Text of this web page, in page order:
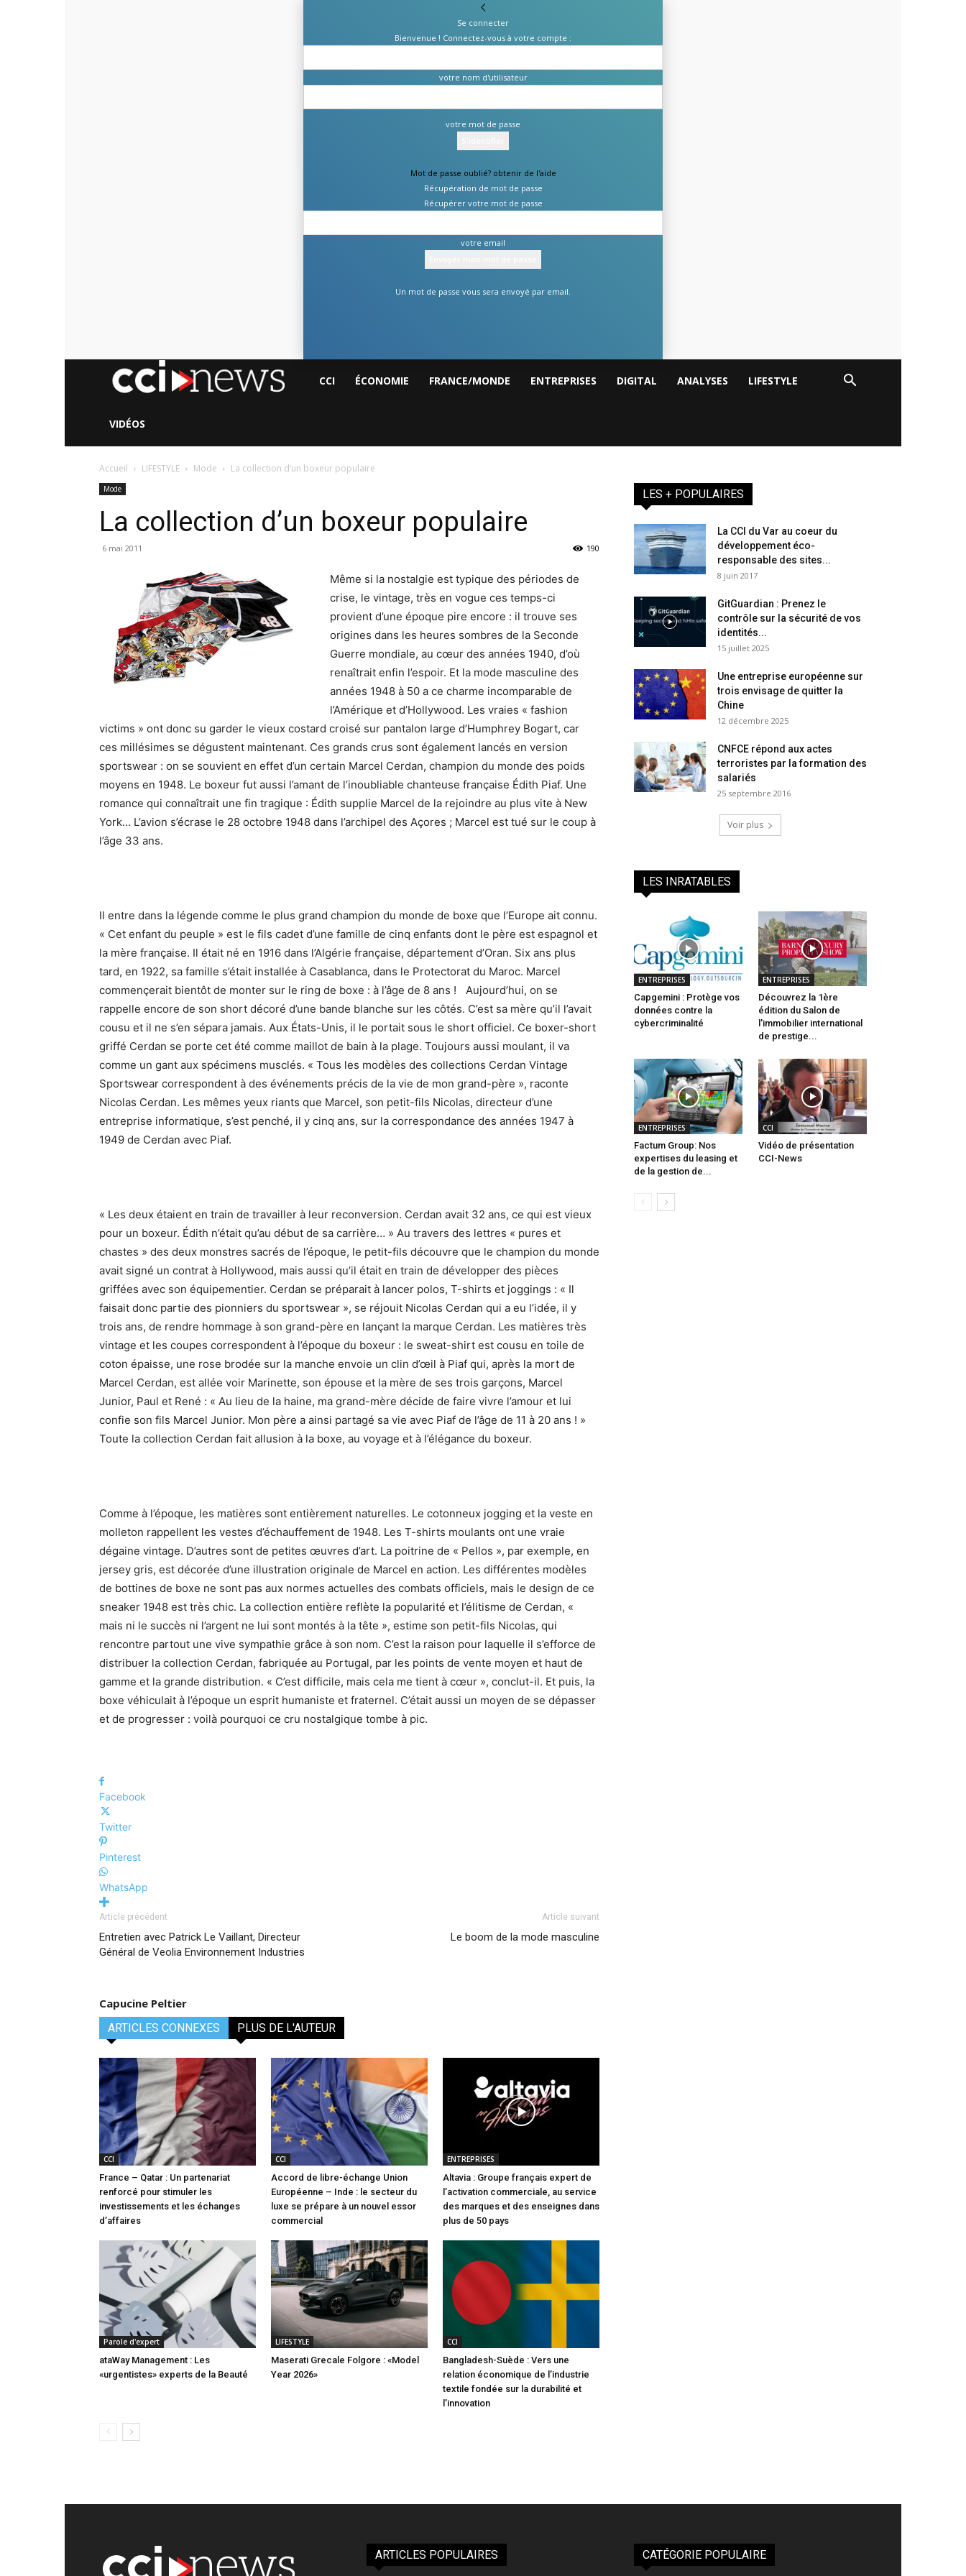
Se connecter
Bienvenue ! Connectez-vous à votre compte :
votre nom d'utilisateur
votre mot de passe
Mot de passe oublié? obtenir de l'aide
Récupération de mot de passe
Récupérer votre mot de passe
votre email
Un mot de passe vous sera envoyé par email.
CCICCI ÉCONOMIE FRANCE/MONDE ENTREPRISES DIGITAL ANALYSES LIFESTYLE
VIDÉOS
Accueil LIFESTYLE Mode La collection d’un boxeur populaire
Mode
La collection d’un boxeur populaire
6 mai 2011 190
Même si la nostalgie est typique des périodes de
crise, le vintage, très en vogue ces temps-ci
provient d’une époque pire encore : il trouve ses
origines dans les heures sombres de la Seconde
Guerre mondiale, au cœur des années 1940, d’où
renaîtrait enfin l’espoir. Et la mode masculine des
années 1948 à 50 a ce charme incomparable de
l’Amérique et d’Hollywood. Les vraies « fashion
victims » ont donc su garder le vieux costard croisé sur pantalon large d’Humphrey Bogart, car
ces millésimes se dégustent maintenant. Ces grands crus sont également lancés en version
sportswear : on se souvient en effet d’un certain Marcel Cerdan, champion du monde des poids
moyens en 1948. Le boxeur fut aussi l’amant de l’inoubliable chanteuse française Édith Piaf. Une
romance qui connaîtrait une fin tragique : Édith supplie Marcel de la rejoindre au plus vite à New
York… L’avion s’écrase le 28 octobre 1948 dans l’archipel des Açores ; Marcel est tué sur le coup à
l’âge 33 ans.
Il entre dans la légende comme le plus grand champion du monde de boxe que l’Europe ait connu.
« Cet enfant du peuple » est le fils cadet d’une famille de cinq enfants dont le père est espagnol et
la mère française. Il était né en 1916 dans l’Algérie française, département d’Oran. Six ans plus
tard, en 1922, sa famille s’était installée à Casablanca, dans le Protectorat du Maroc. Marcel
commençerait bientôt de monter sur le ring de boxe : à l’âge de 8 ans ! Aujourd’hui, on se
rappelle encore de son short décoré d’une bande blanche sur les côtés. C’est sa mère qu’il l’avait
cousu et il ne s’en sépara jamais. Aux États-Unis, il le portait sous le short officiel. Ce boxer-short
griffé Cerdan se porte cet été comme maillot de bain à la plage. Toujours aussi moulant, il va
comme un gant aux spécimens musclés. « Tous les modèles des collections Cerdan Vintage
Sportswear correspondent à des événements précis de la vie de mon grand-père », raconte
Nicolas Cerdan. Les mêmes yeux riants que Marcel, son petit-fils Nicolas, directeur d’une
entreprise informatique, s’est penché, il y cinq ans, sur la correspondance des années 1947 à
1949 de Cerdan avec Piaf.
« Les deux étaient en train de travailler à leur reconversion. Cerdan avait 32 ans, ce qui est vieux
pour un boxeur. Édith n’était qu’au début de sa carrière… » Au travers des lettres « pures et
chastes » des deux monstres sacrés de l’époque, le petit-fils découvre que le champion du monde
avait signé un contrat à Hollywood, mais aussi qu’il était en train de développer des pièces
griffées avec son équipementier. Cerdan se préparait à lancer polos, T-shirts et joggings : « Il
faisait donc partie des pionniers du sportswear », se réjouit Nicolas Cerdan qui a eu l’idée, il y
trois ans, de rendre hommage à son grand-père en lançant la marque Cerdan. Les matières très
vintage et les coupes correspondent à l’époque du boxeur : le sweat-shirt est cousu en toile de
coton épaisse, une rose brodée sur la manche envoie un clin d’œil à Piaf qui, après la mort de
Marcel Cerdan, est allée voir Marinette, son épouse et la mère de ses trois garçons, Marcel
Junior, Paul et René : « Au lieu de la haine, ma grand-mère décide de faire vivre l’amour et lui
confie son fils Marcel Junior. Mon père a ainsi partagé sa vie avec Piaf de l’âge de 11 à 20 ans ! »
Toute la collection Cerdan fait allusion à la boxe, au voyage et à l’élégance du boxeur.
Comme à l’époque, les matières sont entièrement naturelles. Le cotonneux jogging et la veste en
molleton rappellent les vestes d’échauffement de 1948. Les T-shirts moulants ont une vraie
dégaine vintage. D’autres sont de petites œuvres d’art. La poitrine de « Pellos », par exemple, en
jersey gris, est décorée d’une illustration originale de Marcel en action. Les différentes modèles
de bottines de boxe ne sont pas aux normes actuelles des combats officiels, mais le design de ce
sneaker 1948 est très chic. La collection entière reflète la popularité et l’élitisme de Cerdan, «
mais ni le succès ni l’argent ne lui sont montés à la tête », estime son petit-fils Nicolas, qui
rencontre partout une vive sympathie grâce à son nom. C’est la raison pour laquelle il s’efforce de
distribuer la collection Cerdan, fabriquée au Portugal, par les points de vente moyen et haut de
gamme et la grande distribution. « C’est difficile, mais cela me tient à cœur », conclut-il. Et puis, la
boxe véhiculait à l’époque un esprit humaniste et fraternel. C’était aussi un moyen de se dépasser
et de progresser : voilà pourquoi ce cru nostalgique tombe à pic.
Facebook
Twitter
Pinterest
WhatsApp
Article précédent
Entretien avec Patrick Le Vaillant, Directeur
Général de Veolia Environnement Industries
Article suivant
Le boom de la mode masculine
Capucine Peltier
ARTICLES CONNEXES PLUS DE L'AUTEUR
CCI
France – Qatar : Un partenariat
renforcé pour stimuler les
investissements et les échanges
d’affaires
CCI
Accord de libre-échange Union
Européenne – Inde : le secteur du
luxe se prépare à un nouvel essor
commercial
ENTREPRISES
Altavia : Groupe français expert de
l’activation commerciale, au service
des marques et des enseignes dans
plus de 50 pays
Parole d'expert
ataWay Management : Les
«urgentistes» experts de la Beauté
LIFESTYLE
Maserati Grecale Folgore : «Model
Year 2026»
CCI
Bangladesh-Suède : Vers une
relation économique de l’industrie
textile fondée sur la durabilité et
l’innovation
LES + POPULAIRES
La CCI du Var au coeur du
développement éco-
responsable des sites...
8 juin 2017
GitGuardian : Prenez le
contrôle sur la sécurité de vos
identités...
15 juillet 2025
Une entreprise européenne sur
trois envisage de quitter la
Chine
12 décembre 2025
CNFCE répond aux actes
terroristes par la formation des
salariés
25 septembre 2016
Voir plus
LES INRATABLES
ENTREPRISES
Capgemini : Protège vos
données contre la
cybercriminalité
ENTREPRISES
Découvrez la 1ère
édition du Salon de
l’immobilier international
de prestige...
ENTREPRISES
Factum Group: Nos
expertises du leasing et
de la gestion de...
CCI
Vidéo de présentation
CCI-News
ARTICLES POPULAIRES CATÉGORIE POPULAIRE